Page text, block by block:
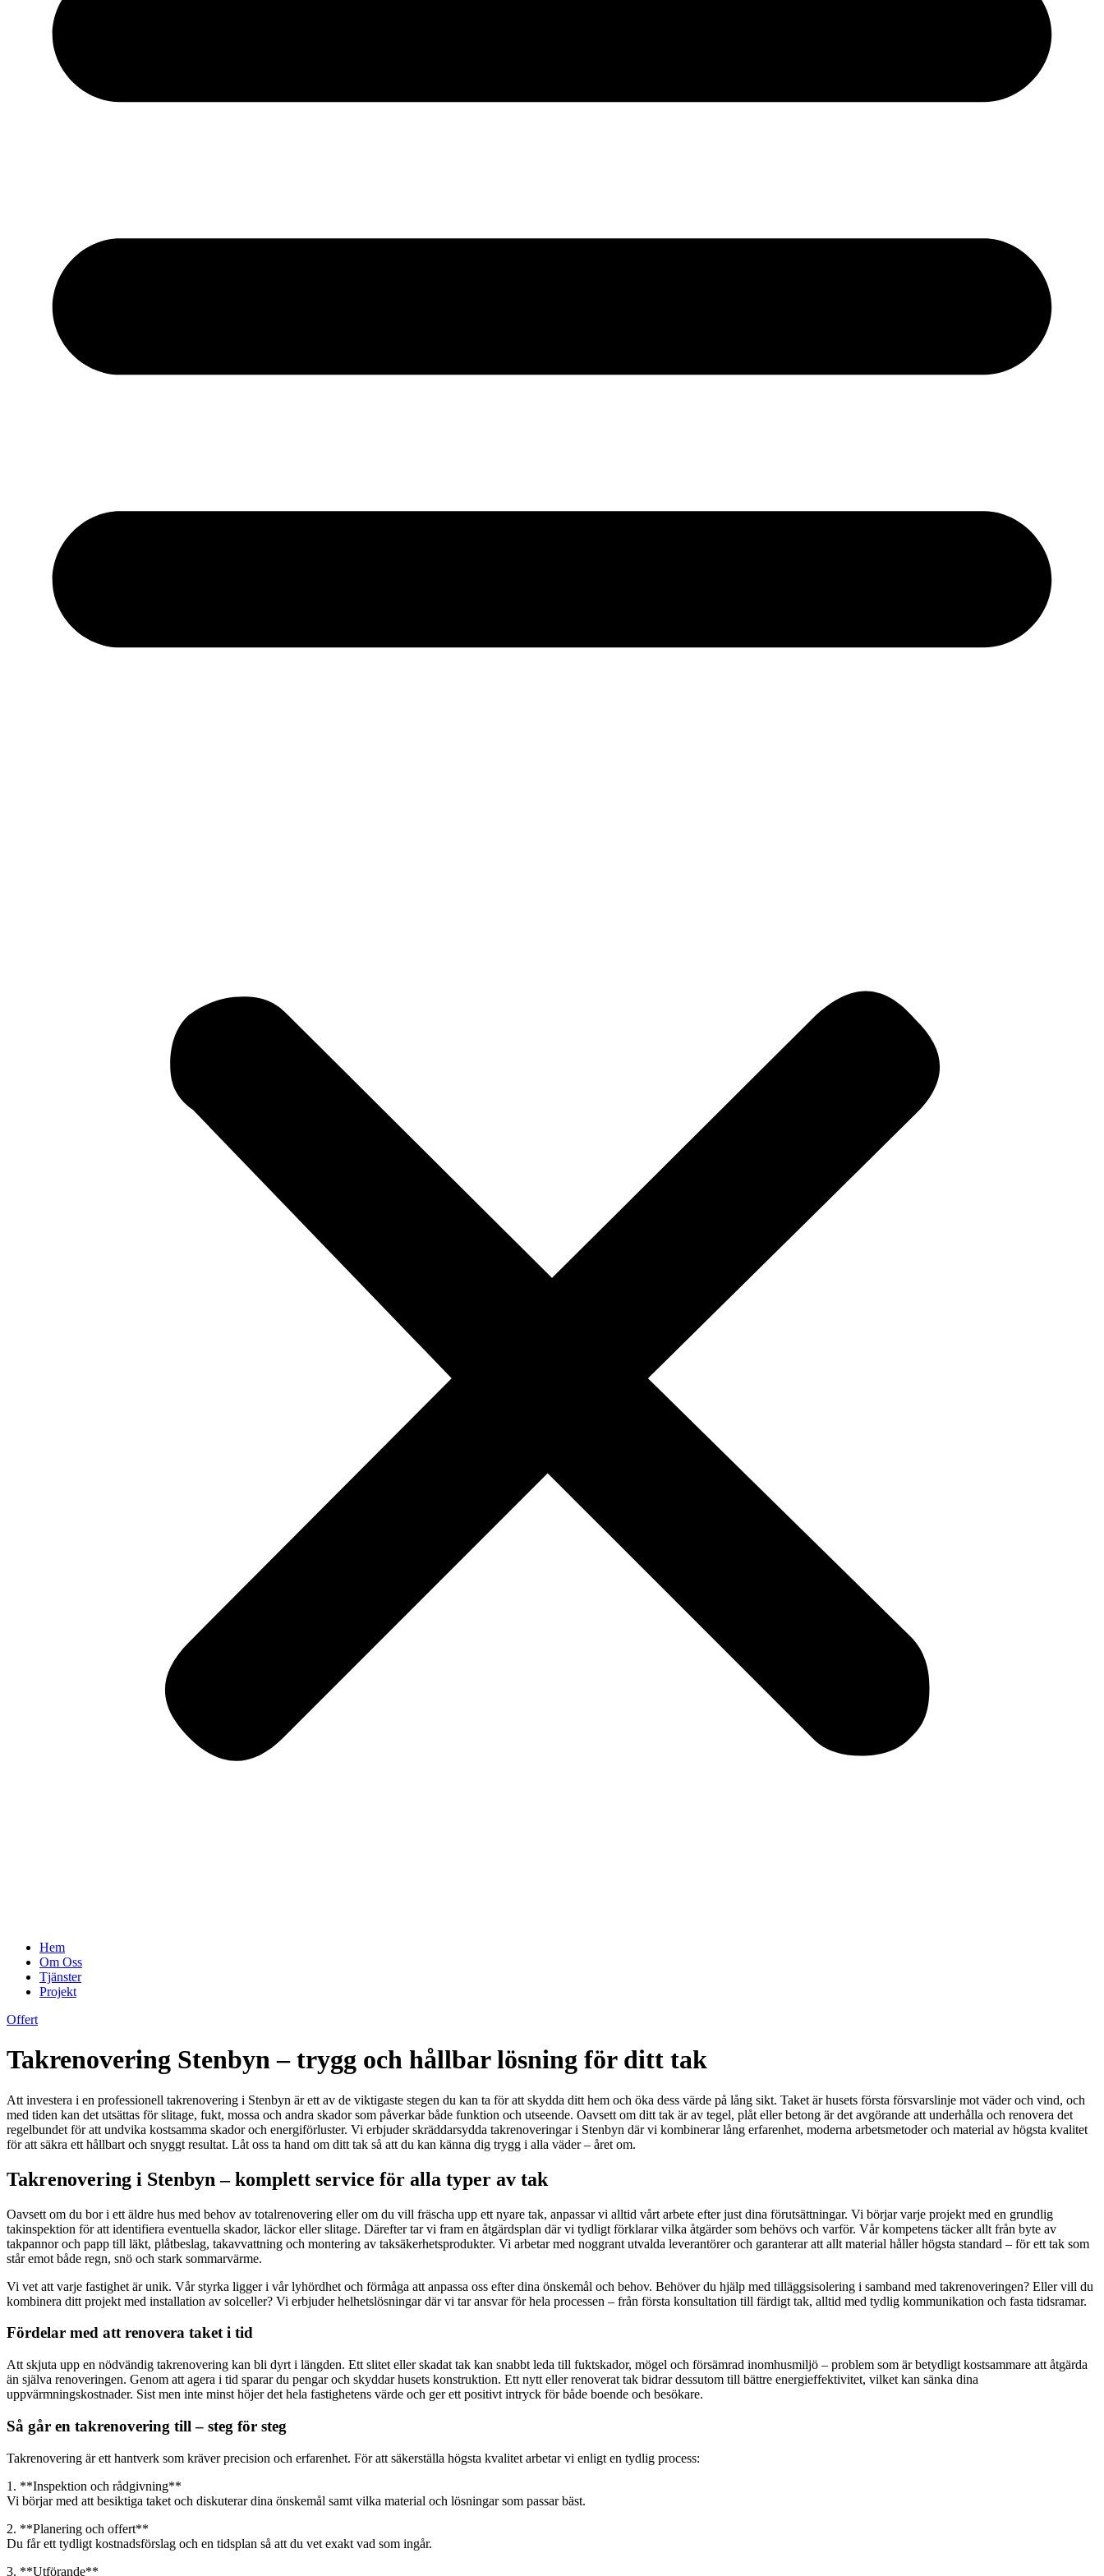
Hem
Om Oss
Tjänster
Projekt
Offert
Takrenovering Stenbyn – trygg och hållbar lösning för ditt tak
Att investera i en professionell takrenovering i Stenbyn är ett av de viktigaste stegen du kan ta för att skydda ditt hem och öka dess värde på lång sikt. Taket är husets första försvarslinje mot väder och vind, och
med tiden kan det utsättas för slitage, fukt, mossa och andra skador som påverkar både funktion och utseende. Oavsett om ditt tak är av tegel, plåt eller betong är det avgörande att underhålla och renovera det
regelbundet för att undvika kostsamma skador och energiförluster. Vi erbjuder skräddarsydda takrenoveringar i Stenbyn där vi kombinerar lång erfarenhet, moderna arbetsmetoder och material av högsta kvalitet
för att säkra ett hållbart och snyggt resultat. Låt oss ta hand om ditt tak så att du kan känna dig trygg i alla väder – året om.
Takrenovering i Stenbyn – komplett service för alla typer av tak
Oavsett om du bor i ett äldre hus med behov av totalrenovering eller om du vill fräscha upp ett nyare tak, anpassar vi alltid vårt arbete efter just dina förutsättningar. Vi börjar varje projekt med en grundlig
takinspektion för att identifiera eventuella skador, läckor eller slitage. Därefter tar vi fram en åtgärdsplan där vi tydligt förklarar vilka åtgärder som behövs och varför. Vår kompetens täcker allt från byte av
takpannor och papp till läkt, plåtbeslag, takavvattning och montering av taksäkerhetsprodukter. Vi arbetar med noggrant utvalda leverantörer och garanterar att allt material håller högsta standard – för ett tak som
står emot både regn, snö och stark sommarvärme.
Vi vet att varje fastighet är unik. Vår styrka ligger i vår lyhördhet och förmåga att anpassa oss efter dina önskemål och behov. Behöver du hjälp med tilläggsisolering i samband med takrenoveringen? Eller vill du
kombinera ditt projekt med installation av solceller? Vi erbjuder helhetslösningar där vi tar ansvar för hela processen – från första konsultation till färdigt tak, alltid med tydlig kommunikation och fasta tidsramar.
Fördelar med att renovera taket i tid
Att skjuta upp en nödvändig takrenovering kan bli dyrt i längden. Ett slitet eller skadat tak kan snabbt leda till fuktskador, mögel och försämrad inomhusmiljö – problem som är betydligt kostsammare att åtgärda
än själva renoveringen. Genom att agera i tid sparar du pengar och skyddar husets konstruktion. Ett nytt eller renoverat tak bidrar dessutom till bättre energieffektivitet, vilket kan sänka dina
uppvärmningskostnader. Sist men inte minst höjer det hela fastighetens värde och ger ett positivt intryck för både boende och besökare.
Så går en takrenovering till – steg för steg
Takrenovering är ett hantverk som kräver precision och erfarenhet. För att säkerställa högsta kvalitet arbetar vi enligt en tydlig process:
1. **Inspektion och rådgivning**
Vi börjar med att besiktiga taket och diskuterar dina önskemål samt vilka material och lösningar som passar bäst.
2. **Planering och offert**
Du får ett tydligt kostnadsförslag och en tidsplan så att du vet exakt vad som ingår.
3. **Utförande**